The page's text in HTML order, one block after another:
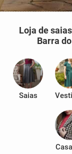
Loja de
Barra
Saias